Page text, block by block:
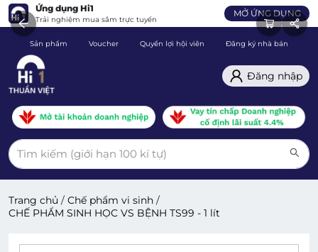
Ứng dụng Hi1
Trải nghiệm mua sắm trực tuyến
MỞ ỨNG DỤNG
Sản phẩm Voucher Quyền lợi hội viên Đăng ký nhà bán
Đăng nhập
Trang chủ / Chế phẩm vi sinh /
CHẾ PHẨM SINH HỌC VS BỆNH TS99 - 1 lít